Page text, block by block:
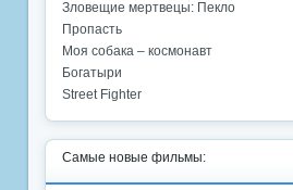
Зловещие мертвецы: Пекло
Пропасть
Моя собака – космонавт
Богатыри
Street Fighter
Самые новые фильмы: